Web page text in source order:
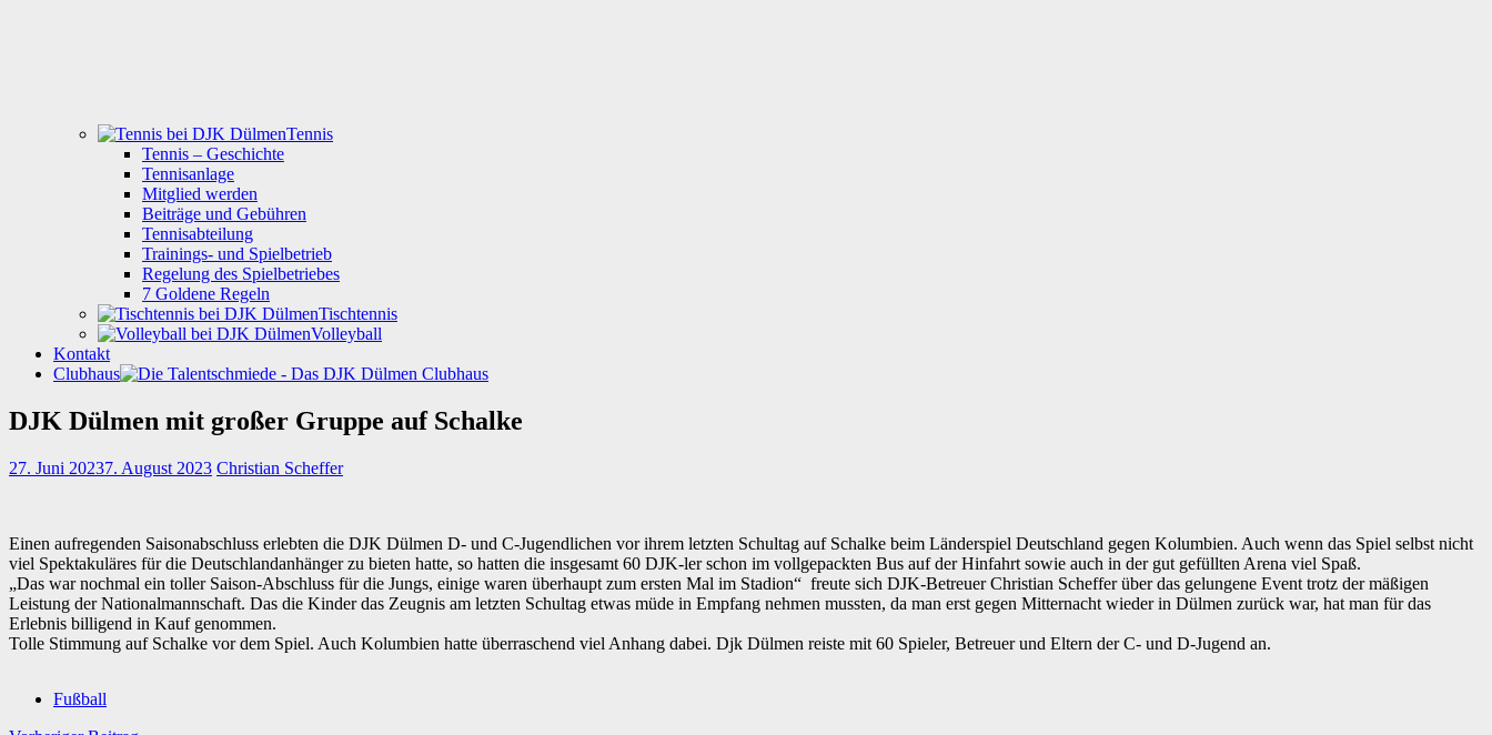
Tennis
Tennis – Geschichte
Tennisanlage
Mitglied werden
Beiträge und Gebühren
Tennisabteilung
Trainings- und Spielbetrieb
Regelung des Spielbetriebes
7 Goldene Regeln
Tischtennis
Volleyball
Kontakt
Clubhaus
DJK Dülmen mit großer Gruppe auf Schalke
27. Juni 20237. August 2023 Christian Scheffer
Einen aufregenden Saisonabschluss erlebten die DJK Dülmen D- und C-Jugendlichen vor ihrem letzten Schultag auf Schalke beim Länderspiel Deutschland gegen Kolumbien. Auch wenn das Spiel selbst nicht
viel Spektakuläres für die Deutschlandanhänger zu bieten hatte, so hatten die insgesamt 60 DJK-ler schon im vollgepackten Bus auf der Hinfahrt sowie auch in der gut gefüllten Arena viel Spaß.
„Das war nochmal ein toller Saison-Abschluss für die Jungs, einige waren überhaupt zum ersten Mal im Stadion“ freute sich DJK-Betreuer Christian Scheffer über das gelungene Event trotz der mäßigen
Leistung der Nationalmannschaft. Das die Kinder das Zeugnis am letzten Schultag etwas müde in Empfang nehmen mussten, da man erst gegen Mitternacht wieder in Dülmen zurück war, hat man für das
Erlebnis billigend in Kauf genommen.
Tolle Stimmung auf Schalke vor dem Spiel. Auch Kolumbien hatte überraschend viel Anhang dabei. Djk Dülmen reiste mit 60 Spieler, Betreuer und Eltern der C- und D-Jugend an.
Fußball